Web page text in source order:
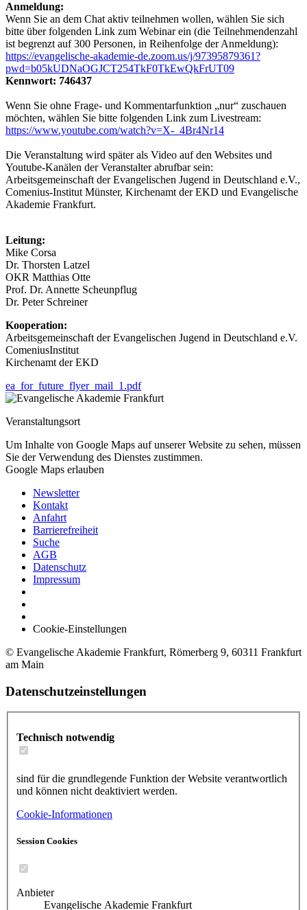
Anmeldung:
Wenn Sie an dem Chat aktiv teilnehmen wollen, wählen Sie sich
bitte über folgenden Link zum Webinar ein (die Teilnehmendenzahl
ist begrenzt auf 300 Personen, in Reihenfolge der Anmeldung):
https://evangelische-akademie-de.zoom.us/j/97395879361?
pwd=b05kUDNaOGJCT254TkF0TkEwQkFrUT09
Kennwort: 746437
Wenn Sie ohne Frage- und Kommentarfunktion „nur“ zuschauen
möchten, wählen Sie bitte folgenden Link zum Livestream:
https://www.youtube.com/watch?v=X-_4Br4Nr14
Die Veranstaltung wird später als Video auf den Websites und
Youtube-Kanälen der Veranstalter abrufbar sein:
Arbeitsgemeinschaft der Evangelischen Jugend in Deutschland e.V.,
Comenius-Institut Münster, Kirchenamt der EKD und Evangelische
Akademie Frankfurt.
Leitung:
Mike Corsa
Dr. Thorsten Latzel
OKR Matthias Otte
Prof. Dr. Annette Scheunpflug
Dr. Peter Schreiner
Kooperation:
Arbeitsgemeinschaft der Evangelischen Jugend in Deutschland e.V.
Comenius­Institut
Kirchenamt der EKD
ea_for_future_flyer_mail_1.pdf
Veranstaltungsort
Um Inhalte von Google Maps auf unserer Website zu sehen, müssen
Sie der Verwendung des Dienstes zustimmen.
Google Maps erlauben
Newsletter
Kontakt
Anfahrt
Barrierefreiheit
Suche
AGB
Datenschutz
Impressum
Cookie-Einstellungen
© Evangelische Akademie Frankfurt, Römerberg 9, 60311 Frankfurt
am Main
Datenschutzeinstellungen
Technisch notwendig
sind für die grundlegende Funktion der Website verantwortlich
und können nicht deaktiviert werden.
Cookie-Informationen
Session Cookies
Anbieter
Evangelische Akademie Frankfurt